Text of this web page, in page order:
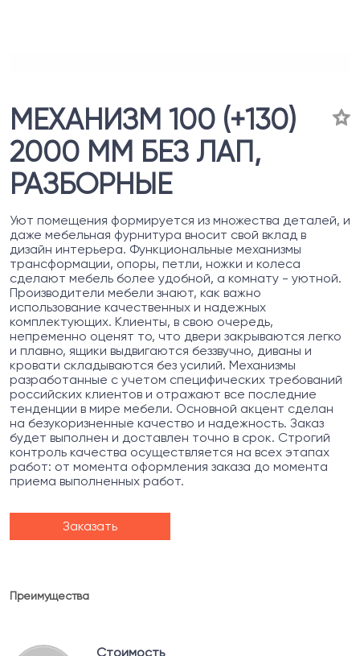
МЕХАНИЗМ 100 (+130)
2000 ММ БЕЗ ЛАП,
РАЗБОРНЫЕ
Уют помещения формируется из множества деталей, и
даже мебельная фурнитура вносит свой вклад в
дизайн интерьера. Функциональные механизмы
трансформации, опоры, петли, ножки и колеса
сделают мебель более удобной, а комнату - уютной.
Производители мебели знают, как важно
использование качественных и надежных
комплектующих. Клиенты, в свою очередь,
непременно оценят то, что двери закрываются легко
и плавно, ящики выдвигаются беззвучно, диваны и
кровати складываются без усилий. Механизмы
разработанные с учетом специфических требований
российских клиентов и отражают все последние
тенденции в мире мебели. Основной акцент сделан
на безукоризненные качество и надежность. Заказ
будет выполнен и доставлен точно в срок. Строгий
контроль качества осуществляется на всех этапах
работ: от момента оформления заказа до момента
приема выполненных работ.
Заказать
Преимущества
Стоимость